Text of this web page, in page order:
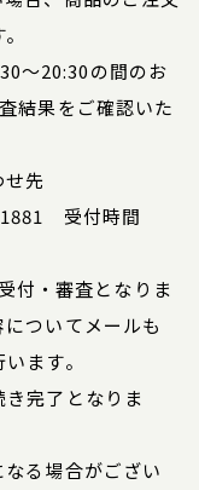
～20:30の間のお
結果をご確認いた
先
1881 受付時間
付・審査となりま
ついてメールも
ます。
完了となりま
る場合がござい